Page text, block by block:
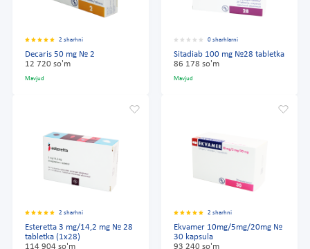
2 sharhni
Decaris 50 mg № 2
12 720 so'm
Mavjud
0 sharhlarni
Sitadiab 100 mg №28 tabletka
86 178 so'm
Mavjud
2 sharhni
Esteretta 3 mg/14,2 mg № 28
tabletka (1x28)
114 904 so'm
2 sharhni
Ekvamer 10mg/5mg/20mg №
30 kapsula
93 240 so'm